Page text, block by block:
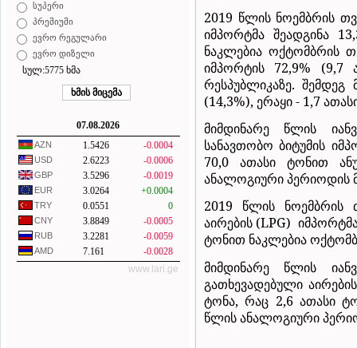
სუპერი
პრემიუმი
ევრო რეგულარი
ევრო დიზელი
სულ:5775 ხმა
07.08.2026
AZN 1.5426 -0.0004
USD 2.6223 -0.0006
GBP 3.5296 -0.0019
EUR 3.0264 +0.0004
TRY 0.0551 0
CNY 3.8849 -0.0005
RUB 3.2281 -0.0059
AMD 7.161
-0.0028
www.lari.ge
2019 წლის ნოემბრის
იმპორტმა შეადგინა
ნაკლებია ოქტომბრის
იმპორტის 72,9% (9,7
რესპუბლიკაზე.
(14,3%), ერაყი - 1,7
მიმდინარე წლის
სანავთობო ბიტუმის
70,0 ათასი ტონით
ანალოგიური პერიოდის
2019 წლის ნოემბრის
აირების (LPG)
ტონით ნაკლებია
მიმდინარე წლის
გათხევადებული
ტონა, რაც 2,6 ათასი
წლის ანალოგიური